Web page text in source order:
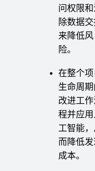
问权限和
除数据
来降低风
险。
在整个项
生命周期
改进工
程并应用
工智能，
而降低
成本。